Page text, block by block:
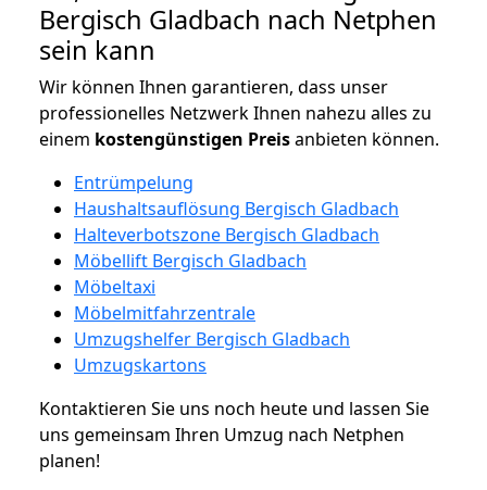
Bergisch Gladbach nach Netphen
sein kann
Wir können Ihnen garantieren, dass unser
professionelles Netzwerk Ihnen nahezu alles zu
einem kostengünstigen Preisanbieten können.
Entrümpelung
Haushaltsauflösung Bergisch Gladbach
Halteverbotszone Bergisch Gladbach
Möbellift Bergisch Gladbach
Möbeltaxi
Möbelmitfahrzentrale
Umzugshelfer Bergisch Gladbach
Umzugskartons
Kontaktieren Sie uns noch heute und lassen Sie
uns gemeinsam Ihren Umzug nach Netphen
planen!